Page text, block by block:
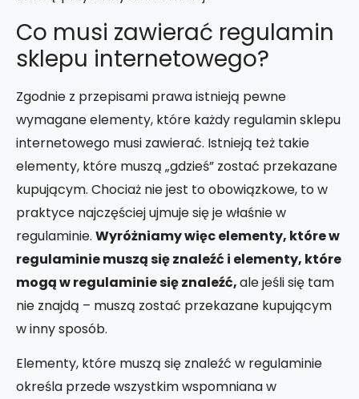
Co musi zawierać regulamin
sklepu internetowego?
Zgodnie z przepisami prawa istnieją pewne
wymagane elementy, które każdy regulamin sklepu
internetowego musi zawierać. Istnieją też takie
elementy, które muszą „gdzieś” zostać przekazane
kupującym. Chociaż nie jest to obowiązkowe, to w
praktyce najczęściej ujmuje się je właśnie w
regulaminie. Wyróżniamy więc elementy, które w
regulaminie muszą się znaleźć i elementy, które
mogą w regulaminie się znaleźć,ale jeśli się tam
nie znajdą – muszą zostać przekazane kupującym
w inny sposób.
Elementy, które muszą się znaleźć w regulaminie
określa przede wszystkim wspomniana w